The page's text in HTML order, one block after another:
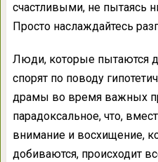
счастливыми, не пытаясь
Просто наслаждайтесь
Люди, которые пытаются
спорят по поводу
драмы во время важных
парадоксальное, что,
внимание и восхищение,
добиваются, происходит